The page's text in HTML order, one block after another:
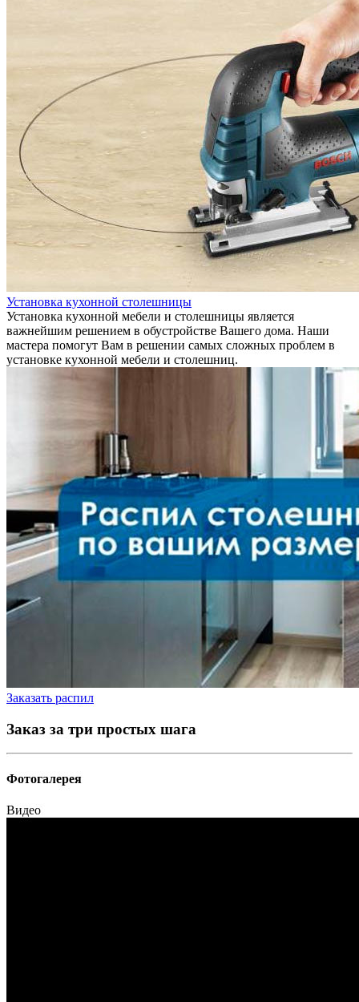
Установка кухонной столешницы
Установка кухонной мебели и столешницы является
важнейшим решением в обустройстве Вашего дома. Наши
мастера помогут Вам в решении самых сложных проблем в
установке кухонной мебели и столешниц.
Заказать распил
Заказ за три простых шага
Фотогалерея
Видео